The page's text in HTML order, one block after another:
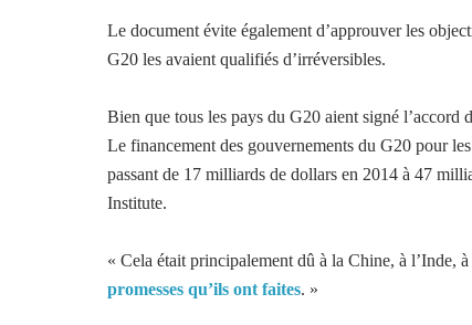
Le document évite également d’approuver les
G20 les avaient qualifiés d’irréversibles.
Bien que tous les pays du G20 aient signé l’accord
Le financement des gouvernements du G20 pour
passant de 17 milliards de dollars en 2014 à 47
Institute.
« Cela était principalement dû à la Chine, à l’Inde,
promesses qu’ils ont faites. »